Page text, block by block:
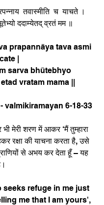
तवास्मीति  च  याचते ।⁣
ददाम्येतद् व्रतं मम ॥⁣
prapannāya tava asmi
|⁣
sarva bhūtebhyo
vratam mama ||
valmikiramayan 6-18-33
भी मेरी शरण में आकर ‘मैं तुम्हारा
रक्षा की याचना करता है, उसे
से अभय कर देता हूँ – यह
me that I am yours',